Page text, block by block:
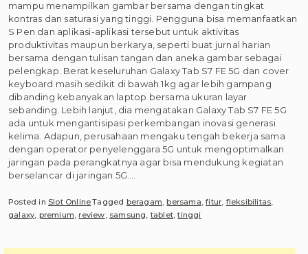
mampu menampilkan gambar bersama dengan tingkat
kontras dan saturasi yang tinggi. Pengguna bisa memanfaatkan
S Pen dan aplikasi-aplikasi tersebut untuk aktivitas
produktivitas maupun berkarya, seperti buat jurnal harian
bersama dengan tulisan tangan dan aneka gambar sebagai
pelengkap. Berat keseluruhan Galaxy Tab S7 FE 5G dan cover
keyboard masih sedikit di bawah 1kg agar lebih gampang
dibanding kebanyakan laptop bersama ukuran layar
sebanding. Lebih lanjut, dia mengatakan Galaxy Tab S7 FE 5G
ada untuk mengantisipasi perkembangan inovasi generasi
kelima. Adapun, perusahaan mengaku tengah bekerja sama
dengan operator penyelenggara 5G untuk mengoptimalkan
jaringan pada perangkatnya agar bisa mendukung kegiatan
berselancar di jaringan 5G.…
Posted in Slot OnlineTagged beragam ,bersama ,fitur fleksibilitas
galaxy premium ,review samsung tablet ,tinggi